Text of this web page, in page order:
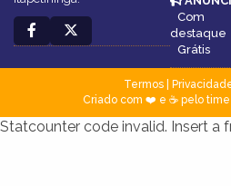
Com
destaque
Grátis
Termos|
Criado com ❤️ e ☕ pelo time
Statcounter code invalid. Insert a